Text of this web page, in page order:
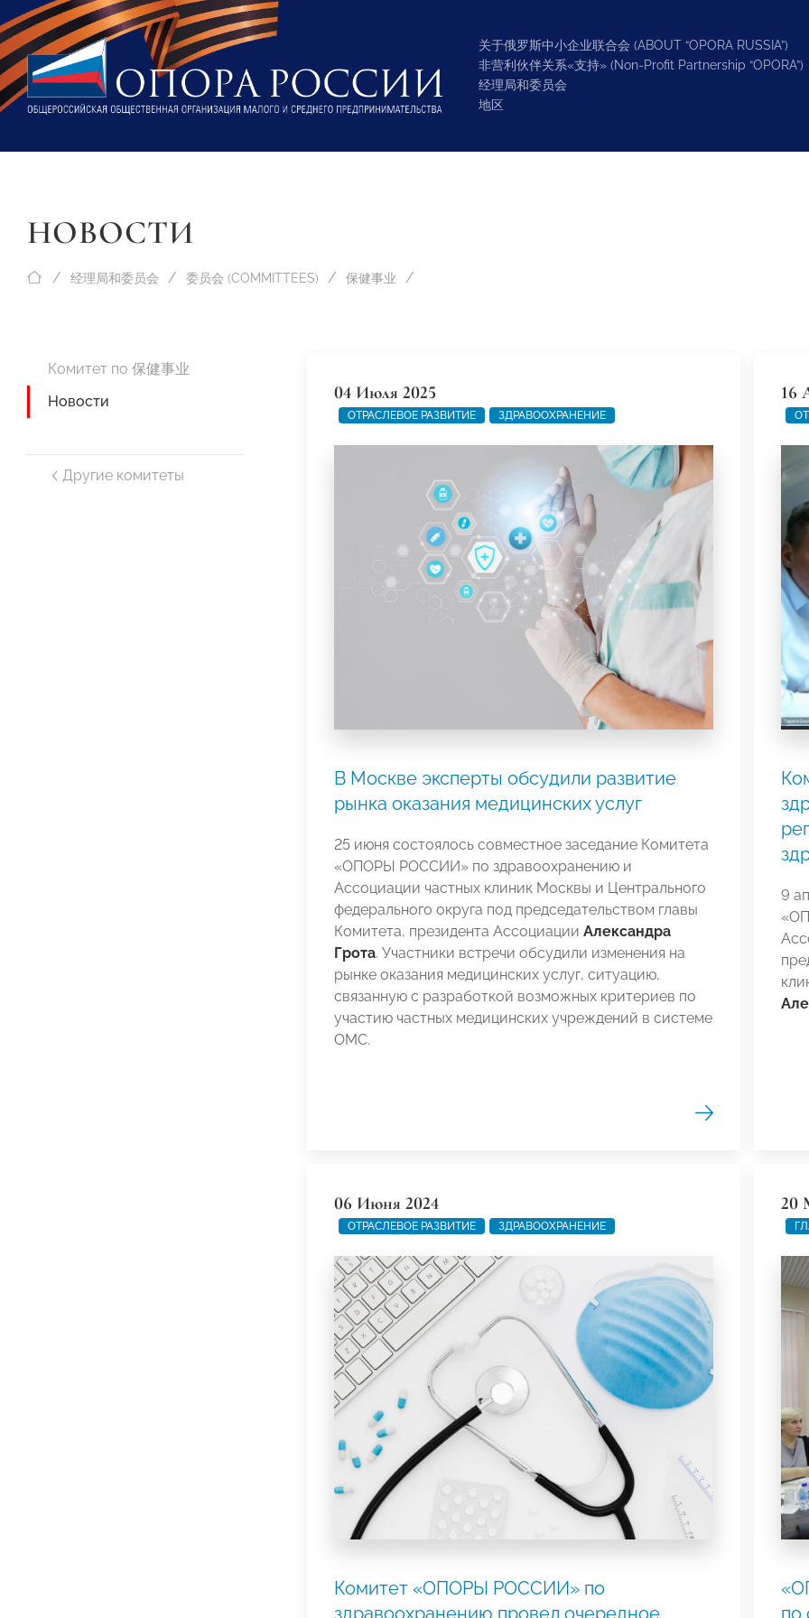
关于俄罗斯中小企业联合会 (ABOUT “OPORA RUSSIA”)
非营利伙伴关系«支持» (Non-Profit Partnership “OPORA”)
经理局和委员会
地区
НОВОСТИ
经理局和委员会 委员会 (COMMITTEES) 保健事业
Комитет по 保健事业
Новости
Другие комитеты
04 Июля 2025
ОТРАСЛЕВОЕ РАЗВИТИЕ ЗДРАВООХРАНЕНИЕ
В Москве эксперты обсудили развитие
рынка оказания медицинских услуг
25 июня состоялось совместное заседание Комитета
«ОПОРЫ РОССИИ» по здравоохранению и
Ассоциации частных клиник Москвы и Центрального
федерального округа под председательством главы
Комитета, президента Ассоциации Александра
Грота. Участники встречи обсудили изменения на
рынке оказания медицинских услуг, ситуацию,
связанную с разработкой возможных критериев по
участию частных медицинских учреждений в системе
ОМС.
16
9
06 Июня 2024
ОТРАСЛЕВОЕ РАЗВИТИЕ ЗДРАВООХРАНЕНИЕ
Комитет «ОПОРЫ РОССИИ» по
20